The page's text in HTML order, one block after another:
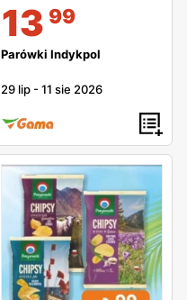
13 99
Parówki Indykpol
29 lip -11 sie 2026